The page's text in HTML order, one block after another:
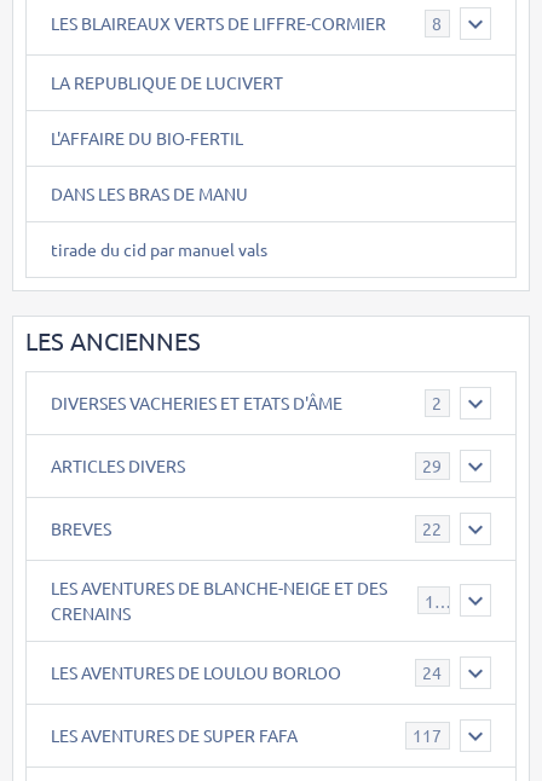
LES BLAIREAUX VERTS DE LIFFRE-CORMIER 8
LA REPUBLIQUE DE LUCIVERT
L'AFFAIRE DU BIO-FERTIL
DANS LES BRAS DE MANU
tirade du cid par manuel vals
LES ANCIENNES
DIVERSES VACHERIES ET ETATS D'ÂME 2
ARTICLES DIVERS 29
BREVES 22
LES AVENTURES DE BLANCHE-NEIGE ET DES
CRENAINS
17
LES AVENTURES DE LOULOU BORLOO 24
LES AVENTURES DE SUPER FAFA 117